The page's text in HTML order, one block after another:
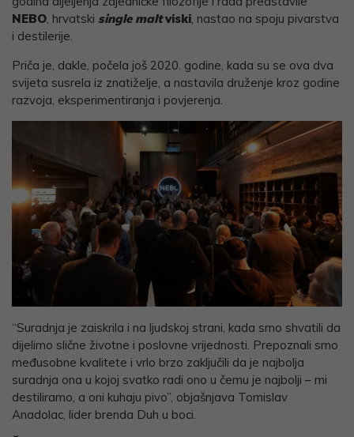
NEBO, hrvatski single maltviski, nastao na spoju pivarstva
i destilerije.
Priča je, dakle, počela još 2020. godine, kada su se ova dva
svijeta susrela iz znatiželje, a nastavila druženje kroz godine
razvoja, eksperimentiranja i povjerenja.
“Suradnja je zaiskrila i na ljudskoj strani, kada smo shvatili da
dijelimo slične životne i poslovne vrijednosti. Prepoznali smo
međusobne kvalitete i vrlo brzo zaključili da je najbolja
suradnja ona u kojoj svatko radi ono u čemu je najbolji – mi
destiliramo, a oni kuhaju pivo”, objašnjava Tomislav
Anadolac, lider brenda Duh u boci.